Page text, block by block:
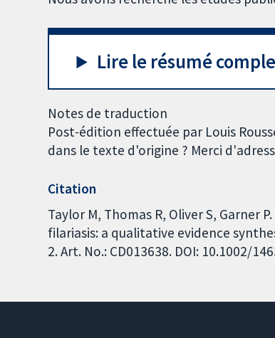
Lire le résumé
Notes de traduction
Post-édition effectuée par Louis
dans le texte d'origine ? Merci
Citation
Taylor M, Thomas R, Oliver S, Garner
filariasis: a qualitative evidence
2. Art. No.: CD013638. DOI: 10.1002/